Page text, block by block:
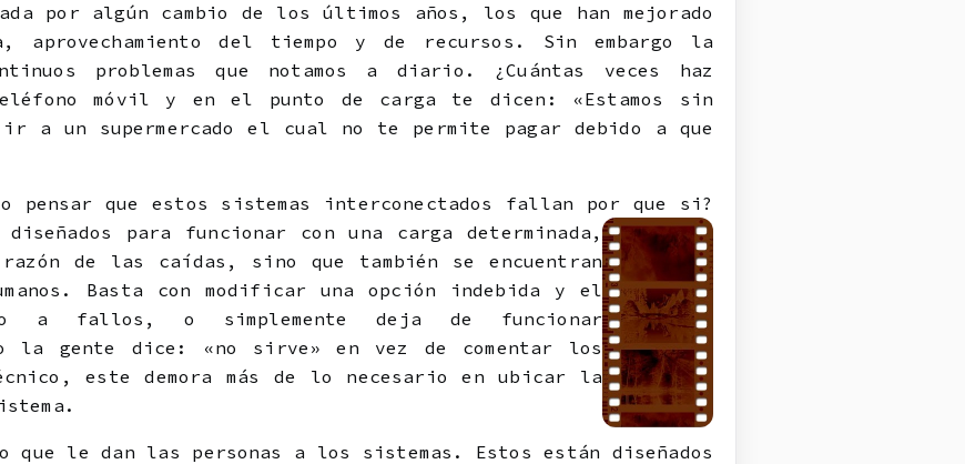
por algún cambio de los últimos años, los que han mejorado
aprovechamiento del tiempo y de recursos. Sin embargo la
problemas que notamos a diario. ¿Cuántas veces haz
móvil y en el punto de carga te dicen: «Estamos sin
ir a un supermercado el cual no te permite pagar debido a que
pensar que estos sistemas interconectados fallan por que
si?
diseñados para funcionar con una carga determinada,
de las caídas, sino que también se encuentran
Basta con modificar una opción indebida y el
a fallos, o simplemente deja de funcionar
la gente dice: «no sirve» en vez de comentar los
este demora más de lo necesario en ubicar la
le dan las personas a los sistemas. Estos están diseñados